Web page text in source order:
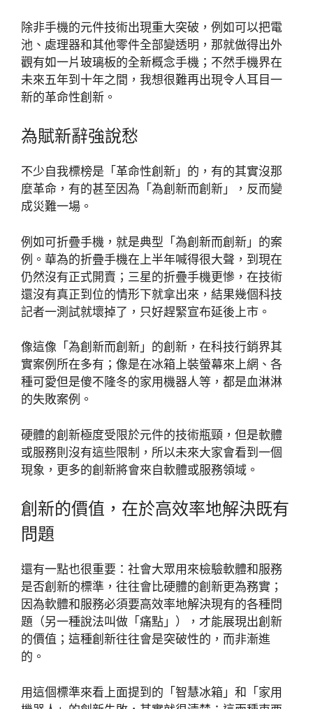
除非手機的元件技術出現重大突破，例如可以把電
池、處理器和其他零件全部變透明，那就做得出外
觀有如一片玻璃板的全新概念手機；不然手機界在
未來五年到十年之間，我想很難再出現令人耳目一
新的革命性創新。
為賦新辭強說愁
不少自我標榜是「革命性創新」的，有的其實沒那
麼革命，有的甚至因為「為創新而創新」，反而變
成災難一場。
例如可折疊手機，就是典型「為創新而創新」的案
例。華為的折疊手機在上半年喊得很大聲，到現在
仍然沒有正式開賣；三星的折疊手機更慘，在技術
還沒有真正到位的情形下就拿出來，結果幾個科技
記者一測試就壞掉了，只好趕緊宣布延後上市。
像這像「為創新而創新」的創新，在科技行銷界其
實案例所在多有；像是在冰箱上裝螢幕來上網、各
種可愛但是傻不隆冬的家用機器人等，都是血淋淋
的失敗案例。
硬體的創新極度受限於元件的技術瓶頸，但是軟體
或服務則沒有這些限制，所以未來大家會看到一個
現象，更多的創新將會來自軟體或服務領域。
創新的價值，在於高效率地解決既有
問題
還有一點也很重要：社會大眾用來檢驗軟體和服務
是否創新的標準，往往會比硬體的創新更為務實；
因為軟體和服務必須要高效率地解決現有的各種問
題（另一種說法叫做「痛點」），才能展現出創新
的價值；這種創新往往會是突破性的，而非漸進
的。
用這個標準來看上面提到的「智慧冰箱」和「家用